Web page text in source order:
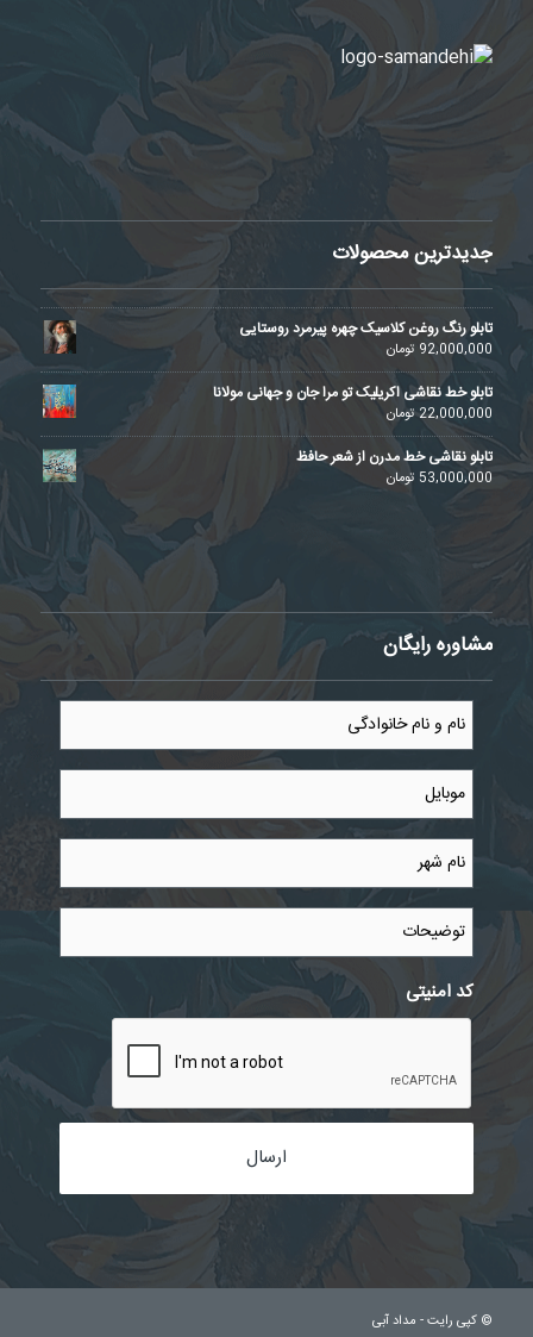
جدیدترین محصولات
تابلو رنگ روغن کلاسیک چهره پیرمرد روستایی
92,000,000 تومان
تابلو خط نقاشی اکریلیک تو مرا جان و جهانی مولانا
22,000,000تومان
تابلو نقاشی خط مدرن از شعر حافظ
53,000,000 تومان
مشاوره رایگان
نام
نام
خانوادگی
موبایل
نام
شهر *
توضیحات
کد امنیتی
© کپی رایت - مداد آبی